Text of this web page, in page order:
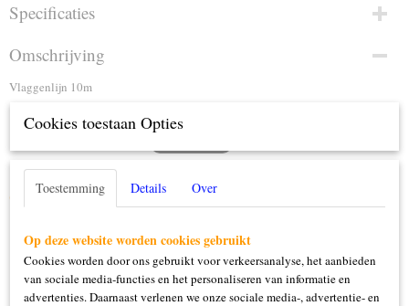
Specificaties
Productcode
405519
Omschrijving
Vlaggenlijn 10m
Ook interessant
Cookies toestaan Opties
Toestemming Details Over
Op deze website worden cookies gebruikt
Cookies worden door ons gebruikt voor verkeersanalyse, het aanbieden
van sociale media-functies en het personaliseren van informatie en
advertenties. Daarnaast verlenen we onze sociale media-, advertentie- en